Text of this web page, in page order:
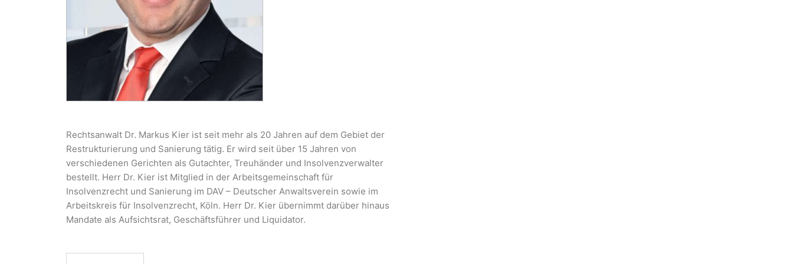
Rechtsanwalt Dr. Markus Kier ist seit mehr als 20 Jahren auf dem Gebiet der
Restrukturierung und Sanierung tätig. Er wird seit über 15 Jahren von
verschiedenen Gerichten als Gutachter, Treuhänder und Insolvenzverwalter
bestellt. Herr Dr. Kier ist Mitglied in der Arbeitsgemeinschaft für
Insolvenzrecht und Sanierung im DAV – Deutscher Anwaltsverein sowie im
Arbeitskreis für Insolvenzrecht, Köln. Herr Dr. Kier übernimmt darüber hinaus
Mandate als Aufsichtsrat, Geschäftsführer und Liquidator.